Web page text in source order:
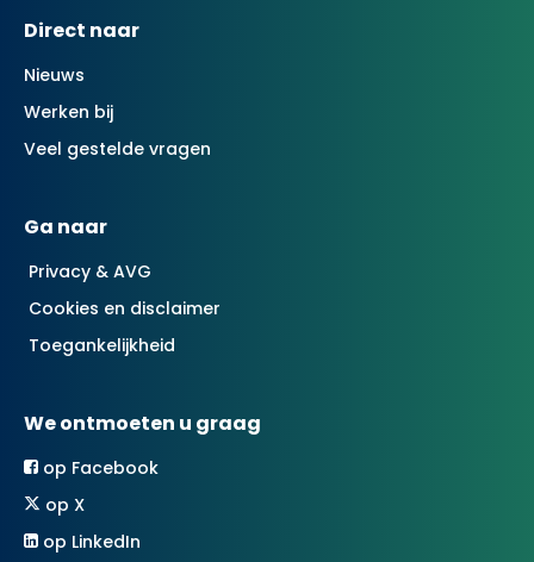
Contactinformatie
Direct naar
Nieuws
Werken bij
Veel gestelde vragen
Ga naar
Privacy & AVG
Cookies en disclaimer
Toegankelijkheid
We ontmoeten u graag
op Facebook
op X
op LinkedIn